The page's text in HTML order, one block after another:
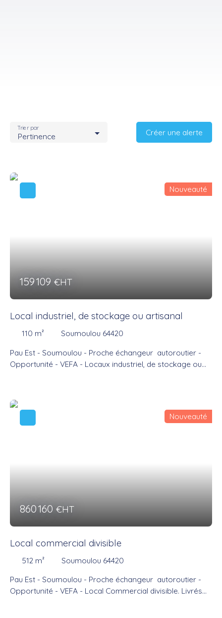
Pertinence
Trier par Créer une alerte
159 109 €HT
Nouveauté
Local industriel, de stockage ou artisanal
110 m²
Soumoulou 64420
Pau Est - Soumoulou - Proche échangeur autoroutier -
Opportunité - VEFA - Locaux industriel, de stockage ou
860 160€HT
Nouveauté
Local commercial divisible
512 m²
Soumoulou 64420
Pau Est - Soumoulou - Proche échangeur autoroutier -
Opportunité - VEFA - Local Commercial divisible. Livrés